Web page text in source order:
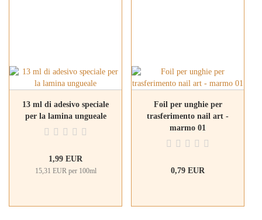
13 ml di adesivo speciale
per la lamina ungueale
1,99 EUR
15,31 EUR per 100ml
Foil per unghie per
trasferimento nail art -
marmo 01
0,79 EUR